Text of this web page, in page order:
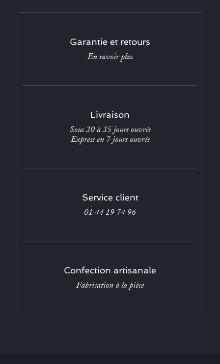
Garantie et retours
En savoir plus
Livraison
Sous 30 à 35 jours ouvrés
Express en 7 jours ouvrés
Service client
01 44 19 74 96
Confection artisanale
Fabrication à la pièce